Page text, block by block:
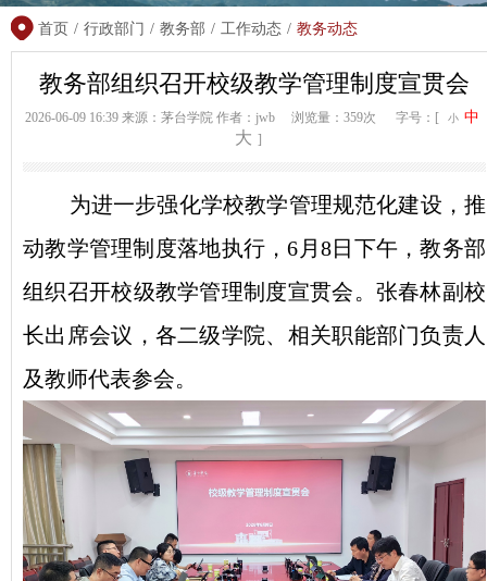
首页 / 行政部门 / 教务部 / 工作动态 / 教务动态
教务部组织召开校级教学管理制度宣贯会
2026-06-09 16:39 来源：茅台学院 作者：jwb 浏览量：359次 字号：[ 小 中
大 ]
为进一步强化学校教学管理规范化建设，推
动教学管理制度落地执行，6月8日下午，教务部
组织召开校级教学管理制度宣贯会。张春林副校
长出席会议，各二级学院、相关职能部门负责人
及教师代表参会。